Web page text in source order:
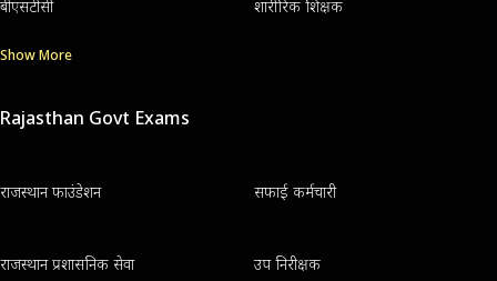
बीएसटीसी शारीरिक शिक्षक
Show More
Rajasthan Govt Exams
राजस्थान फाउंडेशन सफाई कर्मचारी
राजस्थान प्रशासनिक सेवा उप निरीक्षक